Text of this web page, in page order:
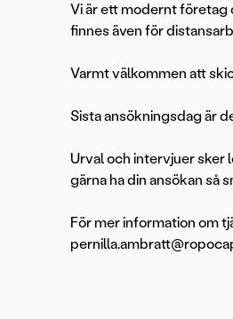
Vi är ett modernt
finnes även för
Varmt välkommen att
Sista ansökningsdag är
Urval och intervjuer sker
gärna ha din ansökan så
För mer information om